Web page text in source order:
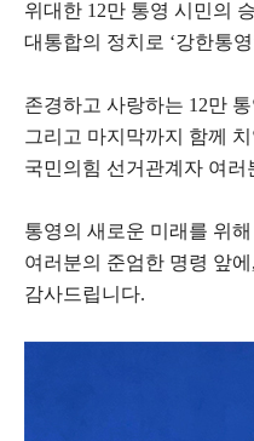
위대한 12만 통영 시민의
대통합의 정치로 ‘강한통영
존경하고 사랑하는 12만
그리고 마지막까지 함께
국민의힘 선거관계자 여러
통영의 새로운 미래를 위
여러분의 준엄한 명령 앞에 ,
감사드립니다.